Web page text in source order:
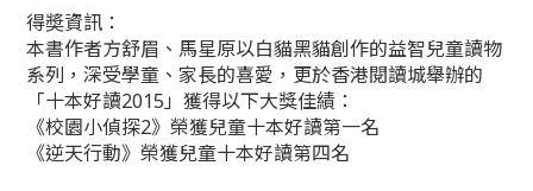
得奬資訊：
本書作者方舒眉、馬星原以白貓黑貓創作的益智兒童讀物
系列，深受學童、家長的喜愛，更於香港閱讀城舉辦的
「十本好讀2015」獲得以下大獎佳績：
《校園小偵探2》榮獲兒童十本好讀第一名
《逆天行動》榮獲兒童十本好讀第四名